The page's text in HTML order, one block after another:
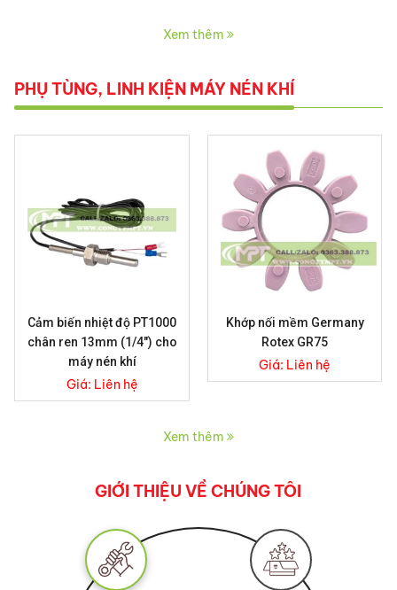
Xem thêm
PHỤ TÙNG, LINH KIỆN MÁY NÉN KHÍ
Cảm biến nhiệt độ PT1000
chân ren 13mm (1/4") cho
máy nén khí
Giá: Liên hệ
Khớp nối mềm Germany
Rotex GR75
Giá: Liên hệ
Xem thêm
GIỚI THIỆU VỀ CHÚNG TÔI